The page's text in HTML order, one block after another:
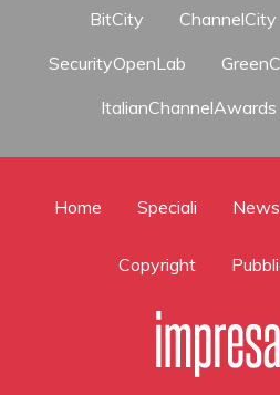
BitCity ChannelCity
SecurityOpenLab
ItalianChannelAwards
Home Speciali
Copyright